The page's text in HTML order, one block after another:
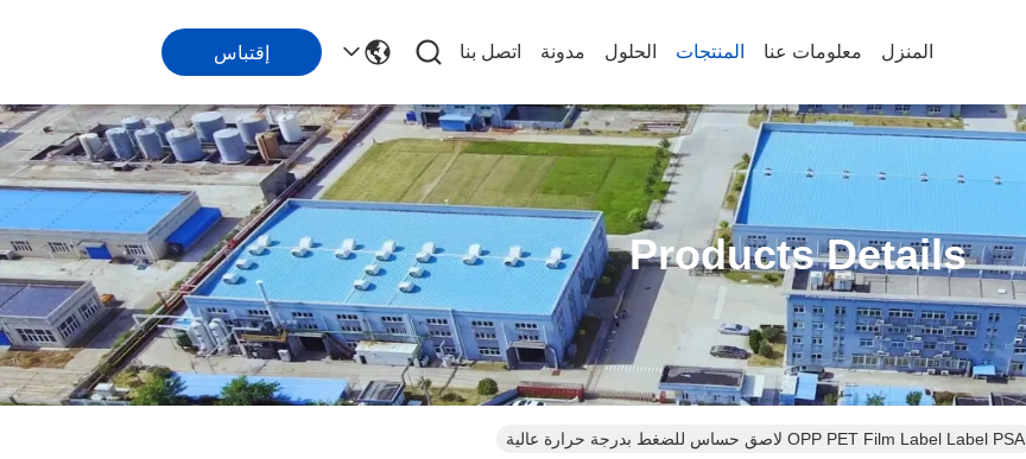
المنزل معلومات عنا المنتجات الحلول مدونة اتصل بنا إقتباس
Products Details
OPP PET Film Label Label PSA لاصق حساس للضغط بدرجة حرارة عالية